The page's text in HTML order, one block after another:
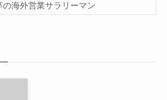
の海外営業サラリーマン